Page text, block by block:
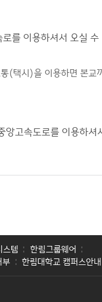
를 이용하셔서 오실 수
(택시)을 이용하면 본교
앙고속도로를 이용하셔
스템
한림그룹웨어
부 한림대학교 캠퍼스안내